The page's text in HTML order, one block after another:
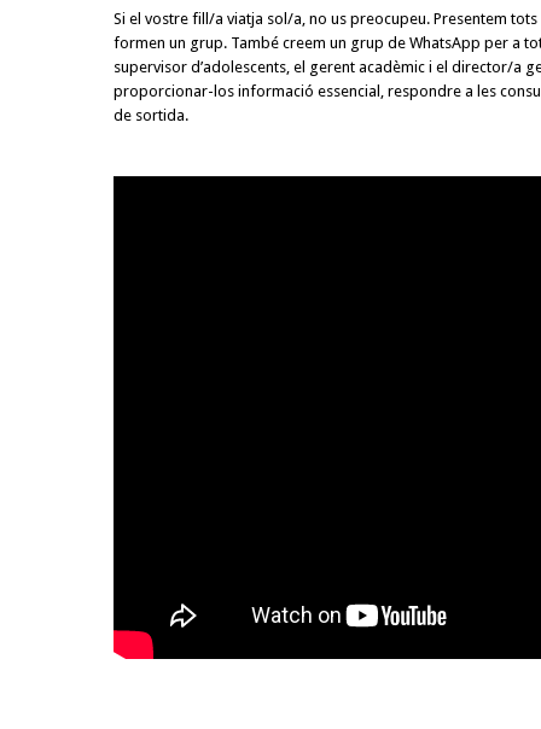
Si el vostre fill/a viatja sol/a, no us preocupeu. Presentem
formen un grup. També creem un grup de WhatsApp per a
supervisor d’adolescents, el gerent acadèmic i el director/a
proporcionar-los informació essencial, respondre a les
de sortida.